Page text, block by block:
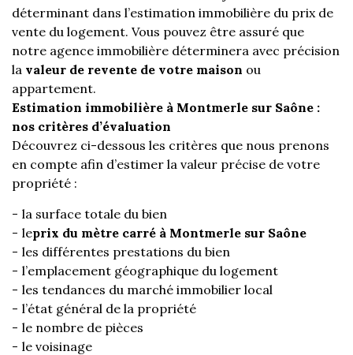
déterminant dans l’estimation immobilière du prix de
vente du logement. Vous pouvez être assuré que
notre agence immobilière déterminera avec précision
la valeur de revente de votre maison ou
appartement.
Estimation immobilière à Montmerle sur Saône :
nos critères d’évaluation
Découvrez ci-dessous les critères que nous prenons
en compte afin d’estimer la valeur précise de votre
propriété :
la surface totale du bien
leprix du mètre carré à Montmerle sur Saône
les différentes prestations du bien
l’emplacement géographique du logement
les tendances du marché immobilier local
l’état général de la propriété
le nombre de pièces
le voisinage